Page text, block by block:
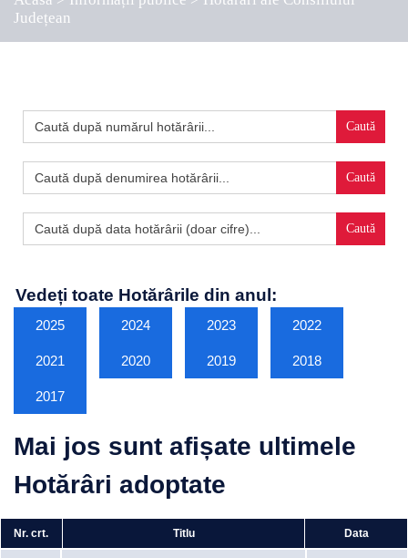
Județean
Search
for:
Search
for:
Search
for:
Vedeți toate Hotărârile din anul:
2025 2024 2023 2022
2021 2020 2019 2018
2017
Mai jos sunt afișate ultimele
Hotărâri adoptate
Nr. crt. Titlu Data